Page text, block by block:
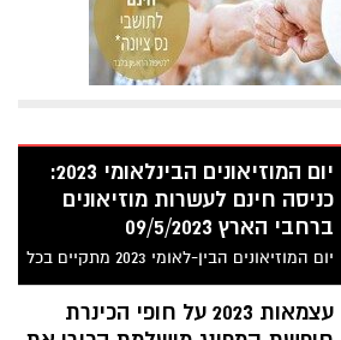
יום המוזיאונים הבינלאומי 2023:
כניסה חינם לעשרות מוזיאונים
ברחבי הארץ 09/5/2023
יום המוזיאונים הבין-לאומי 2023 מתקיים בכל
שנה ברחבי העולם בחודש מאי, במטרה
לחשוף את העושר התרבותי של המוזיאונים,
לעודד את הציבור לבקר בהם וליהנות מכך,
עצמאות 2023 על חופי הכינרת